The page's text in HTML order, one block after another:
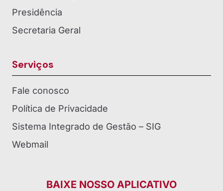
Presidência
Secretaria Geral
Serviços
Fale conosco
Política de Privacidade
Sistema Integrado de Gestão – SIG
Webmail
BAIXE NOSSO APLICATIVO